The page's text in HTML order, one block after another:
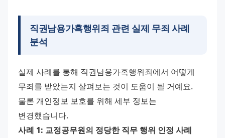
직권남용가혹행위죄 관련 실제 무죄 사례
분석
실제 사례를 통해 직권남용가혹행위죄에서 어떻게
무죄를 받았는지 살펴보는 것이 도움이 될 거예요.
물론 개인정보 보호를 위해 세부 정보는
변경했습니다.
사례 1: 교정공무원의 정당한 직무 행위 인정 사례